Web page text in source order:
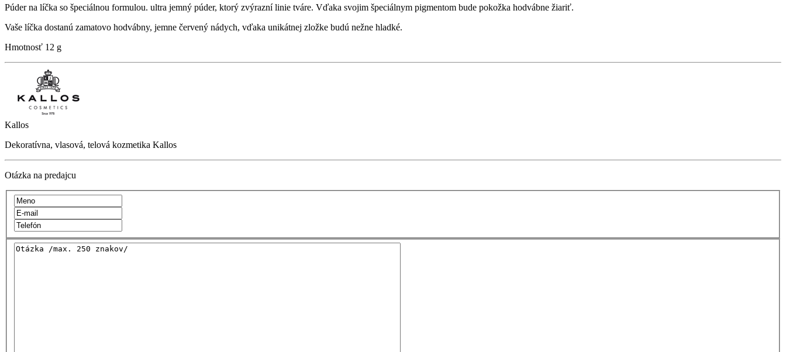
Púder na líčka so špeciálnou formulou. ultra jemný púder, ktorý zvýrazní linie tváre. Vďaka svojim špeciálnym pigmentom bude pokožka hodvábne žiariť.
Vaše líčka dostanú zamatovo hodvábny, jemne červený nádych, vďaka unikátnej zložke budú nežne hladké.
Hmotnosť 12 g
Kallos
Dekoratívna, vlasová, telová kozmetika Kallos
Otázka na predajcu